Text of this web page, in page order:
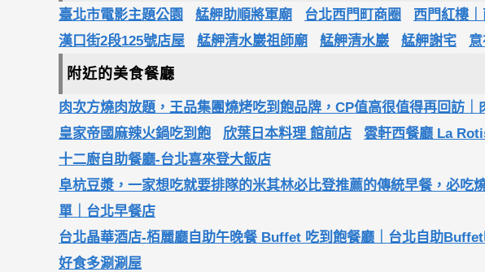
臺北市電影主題公園 艋舺助順將軍廟 台北西門町商圈 西門紅樓
漢口街2段125號店屋
艋舺清水巖祖師廟 艋舺清水巖 艋舺謝宅
附近的美食餐廳
肉次方燒肉放題，王品集團燒烤吃到飽品牌，CP值高很值得再回訪｜
皇家帝國麻辣火鍋吃到飽
欣葉日本料理 館前店
雲軒西餐廳 La
十二廚自助餐廳-台北喜來登大飯店
阜杭豆漿，一家想吃就要排隊的米其林必比登推薦的傳統早餐，必吃
單｜台北早餐店
台北晶華酒店-栢麗廳自助午晚餐 Buffet 吃到飽餐廳｜台北自助
好食多涮涮屋